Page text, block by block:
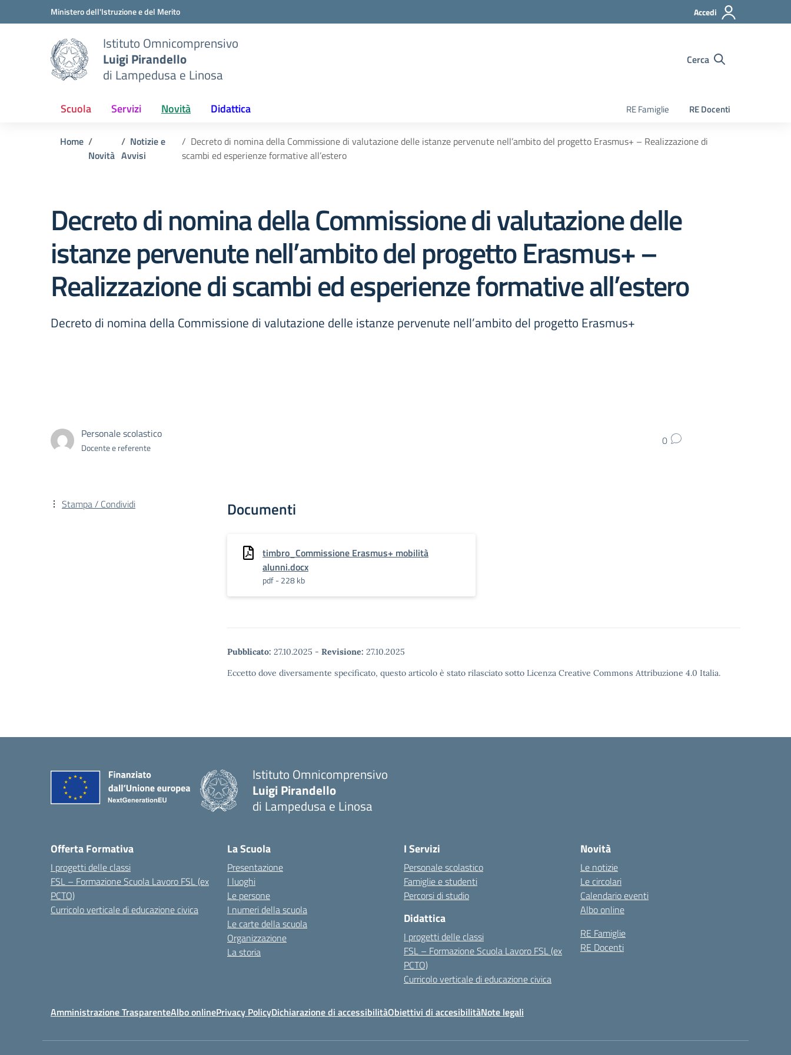
Vai ai contenuti
Vai al menu di navigazioneMinistero dell'Istruzione e del Merito Accedi
Istituto Omnicomprensivo
Luigi Pirandello
di Lampedusa e Linosa
Cerca
Scuola Servizi Novità Didattica RE Famiglie RE Docenti
Home
Novità
Notizie e
Avvisi
Decreto di nomina della Commissione di valutazione delle istanze pervenute nell’ambito del progetto Erasmus+ – Realizzazione di
scambi ed esperienze formative all’estero
Decreto di nomina della Commissione di valutazione delle
istanze pervenute nell’ambito del progetto Erasmus+ –
Realizzazione di scambi ed esperienze formative all’estero
Decreto di nomina della Commissione di valutazione delle istanze pervenute nell’ambito del progetto Erasmus+
Personale scolastico
Docente e referente 0
Documenti
timbro_Commissione Erasmus+ mobilità
alunni.docx
pdf - 228 kb
Pubblicato: 27.10.2025 - Revisione: 27.10.2025
Eccetto dove diversamente specificato, questo articolo è stato rilasciato sotto Licenza Creative Commons Attribuzione 4.0 Italia.
Stampa / Condividi
Istituto Omnicomprensivo
Luigi Pirandello
di Lampedusa e Linosa
Offerta Formativa
I progetti delle classi
FSL – Formazione Scuola Lavoro FSL (ex
PCTO)
Curricolo verticale di educazione civica
La Scuola
Presentazione
I luoghi
Le persone
I numeri della scuola
Le carte della scuola
Organizzazione
La storia
I Servizi
Personale scolastico
Famiglie e studenti
Percorsi di studio
Didattica
I progetti delle classi
FSL – Formazione Scuola Lavoro FSL (ex
PCTO)
Curricolo verticale di educazione civica
Novità
Le notizie
Le circolari
Calendario eventi
Albo online
RE Famiglie
RE Docenti
Amministrazione TrasparenteAlbo onlinePrivacy PolicyDichiarazione di accessibilitàObiettivi di accesibilitàNote legali